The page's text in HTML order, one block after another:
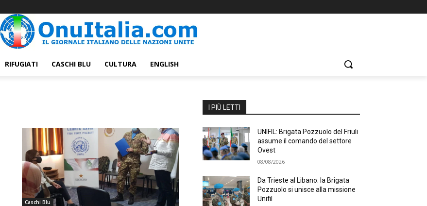
RIFUGIATI CASCHI BLU CULTURA ENGLISH
Caschi Blu
I PIÙ LETTI
UNIFIL: Brigata Pozzuolo del Friuli
assume il comando del settore
Ovest
08/08/2026
Da Trieste al Libano: la Brigata
Pozzuolo si unisce alla missione
Unifil